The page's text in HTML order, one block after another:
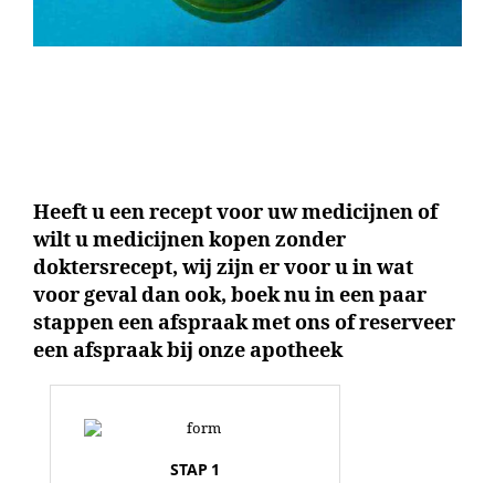
Heeft u een recept voor uw medicijnen of
wilt u medicijnen kopen zonder
doktersrecept, wij zijn er voor u in wat
voor geval dan ook, boek nu in een paar
stappen een afspraak met ons of reserveer
een afspraak bij onze apotheek
STAP 1